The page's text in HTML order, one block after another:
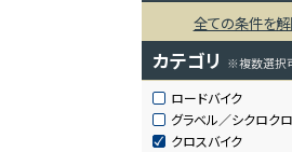
全ての条件を
カテゴリ ※複数選択
ロードバイク
グラベル／シクロク
クロスバイク